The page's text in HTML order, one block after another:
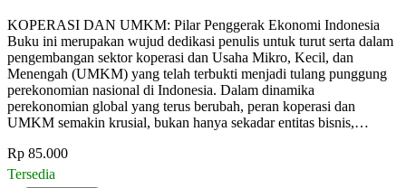
KOPERASI DAN UMKM: Pilar Penggerak Ekonomi Indonesia
Buku ini merupakan wujud dedikasi penulis untuk turut serta dalam
pengembangan sektor koperasi dan Usaha Mikro, Kecil, dan
Menengah (UMKM) yang telah terbukti menjadi tulang punggung
perekonomian nasional di Indonesia. Dalam dinamika
perekonomian global yang terus berubah, peran koperasi dan
UMKM semakin krusial, bukan hanya sekadar entitas bisnis,…
Rp 85.000
Tersedia